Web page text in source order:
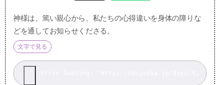
神様は、篤い親心から、私たちの心得違いを身体の障りな
どを通してお知らせくださる。
文字で見る